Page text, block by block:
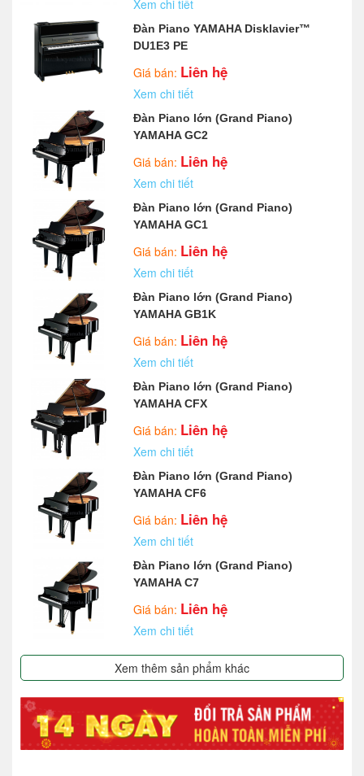
Xem chi tiết
Đàn Piano YAMAHA Disklavier™
DU1E3 PE
Giá bán: Liên hệ
Xem chi tiết
Đàn Piano lớn (Grand Piano)
YAMAHA GC2
Giá bán: Liên hệ
Xem chi tiết
Đàn Piano lớn (Grand Piano)
YAMAHA GC1
Giá bán: Liên hệ
Xem chi tiết
Đàn Piano lớn (Grand Piano)
YAMAHA GB1K
Giá bán: Liên hệ
Xem chi tiết
Đàn Piano lớn (Grand Piano)
YAMAHA CFX
Giá bán: Liên hệ
Xem chi tiết
Đàn Piano lớn (Grand Piano)
YAMAHA CF6
Giá bán: Liên hệ
Xem chi tiết
Đàn Piano lớn (Grand Piano)
YAMAHA C7
Giá bán: Liên hệ
Xem chi tiết
Xem thêm sản phẩm khác